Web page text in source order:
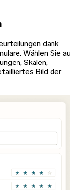
dank
Wählen Sie
Skalen,
Bild der